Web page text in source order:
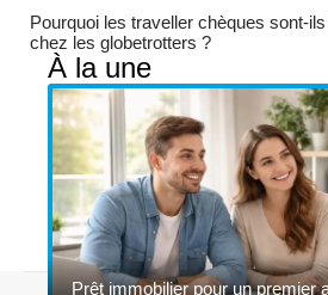
Pourquoi les traveller chèques sont-
chez les globetrotters ?
À la une
Prêt immobilier pour un premier